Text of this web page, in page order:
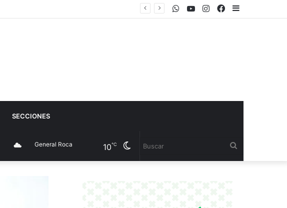
de Romagnoli y el CET 17 Facebook
Instagram
Youtube
WhatsApp
SECCIONES
Cambiar
General Roca 10℃